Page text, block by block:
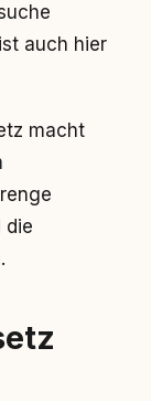
auch hier
macht
die